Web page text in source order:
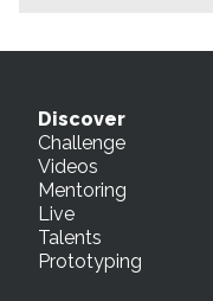
Discover
Challenge
Videos
Mentoring
Live
Talents
Prototyping